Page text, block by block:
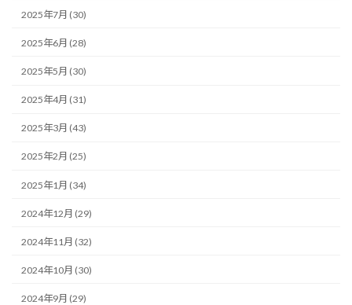
2025年7月 (30)
2025年6月 (28)
2025年5月 (30)
2025年4月 (31)
2025年3月 (43)
2025年2月 (25)
2025年1月 (34)
2024年12月 (29)
2024年11月 (32)
2024年10月 (30)
2024年9月 (29)